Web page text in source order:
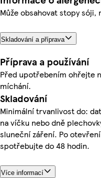
Může obsahovat stopy sóji,
Skladování a příprava
Příprava a používání
Před upotřebením ohřejte
míchání.
Skladování
Minimální trvanlivost do:
na víčku nebo dně
sluneční záření. Po
spotřebujte do 48 hodin.
Více informací